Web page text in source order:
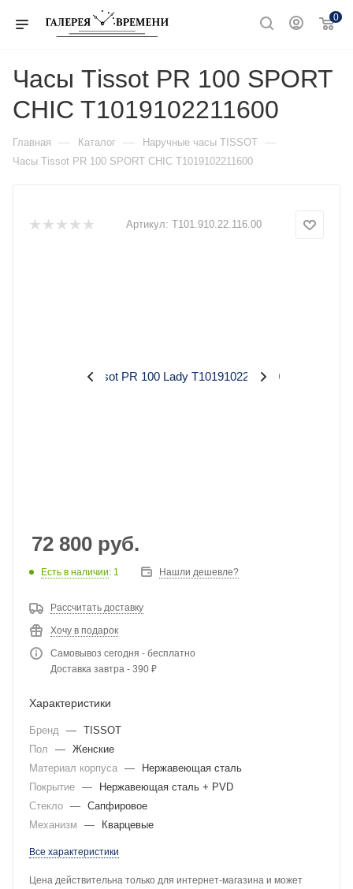
0
Часы Тissot PR 100 SPORT
CHIC T1019102211600
Главная — Каталог — Наручные часы TISSOT —
Часы Тissot PR 100 SPORT CHIC T1019102211600
Артикул: T101.910.22.116.00
72 800 руб.
Есть в наличии: 1 Нашли дешевле?
Рассчитать доставку
Хочу в подарок
Самовывоз сегодня - бесплатно
Доставка завтра - 390 ₽
Характеристики
Бренд — TISSOT
Пол
— Женские
Материал корпуса —
Нержавеющая сталь
Покрытие —
Нержавеющая сталь + PVD
Стекло — Сапфировое
Механизм
— Кварцевые
Все характеристики
Цена действительна только для интернет-магазина и может